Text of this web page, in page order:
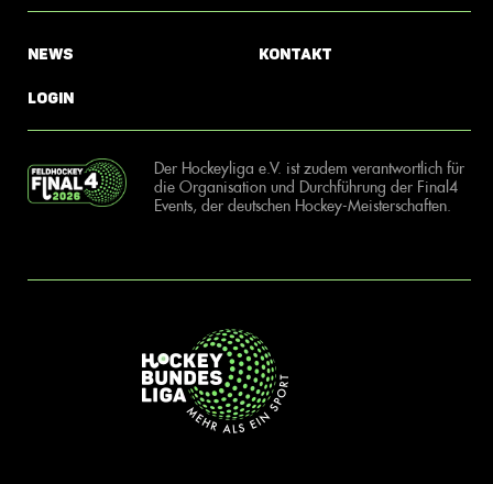
News
Login
Kontakt
Der Hockeyliga e.V. ist zudem verantwortlich für
die Organisation und Durchführung der Final4
Events, der deutschen Hockey-Meisterschaften.